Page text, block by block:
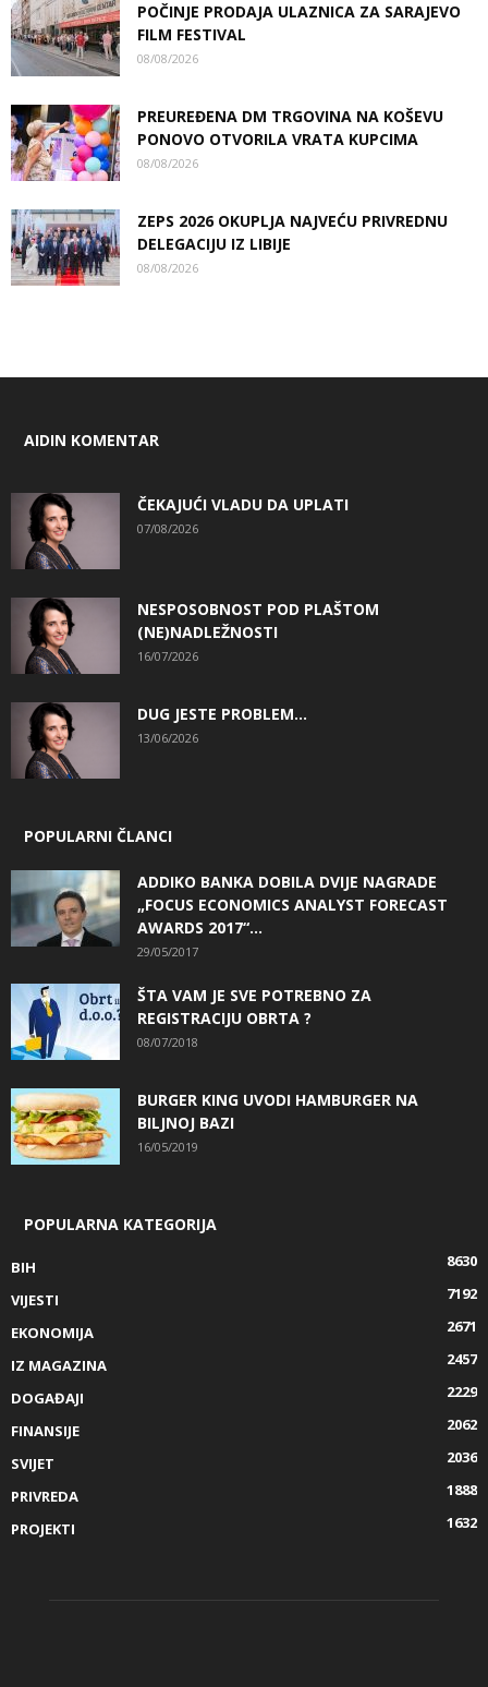
POČINJE PRODAJA ULAZNICA ZA SARAJEVO
FILM FESTIVAL
08/08/2026
PREUREĐENA DM TRGOVINA NA KOŠEVU
PONOVO OTVORILA VRATA KUPCIMA
08/08/2026
ZEPS 2026 OKUPLJA NAJVEĆU PRIVREDNU
DELEGACIJU IZ LIBIJE
08/08/2026
AIDIN KOMENTAR
ČEKAJUĆI VLADU DA UPLATI
07/08/2026
NESPOSOBNOST POD PLAŠTOM
(NE)NADLEŽNOSTI
16/07/2026
DUG JESTE PROBLEM…
13/06/2026
POPULARNI ČLANCI
ADDIKO BANKA DOBILA DVIJE NAGRADE
„FOCUS ECONOMICS ANALYST FORECAST
AWARDS 2017“...
29/05/2017
ŠTA VAM JE SVE POTREBNO ZA
REGISTRACIJU OBRTA ?
08/07/2018
BURGER KING UVODI HAMBURGER NA
BILJNOJ BAZI
16/05/2019
POPULARNA KATEGORIJA
BIH
8630
VIJESTI
7192
EKONOMIJA
2671
IZ MAGAZINA
2457
DOGAĐAJI
2229
FINANSIJE
2062
SVIJET
2036
PRIVREDA
1888
PROJEKTI
1632